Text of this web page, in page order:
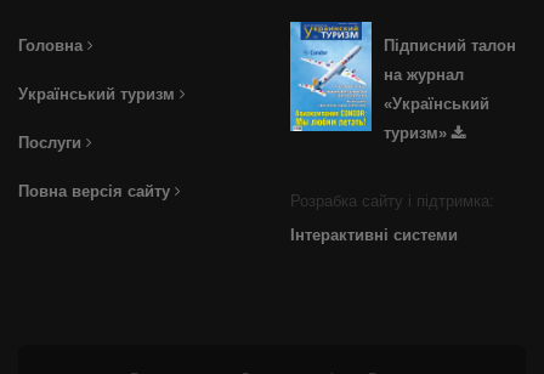
Головна
Український туризм
Послуги
Повна версія сайту
Підписний талон
на журнал
«Український
туризм»
Розрабка сайту і підтримка:
Інтерактивні системи